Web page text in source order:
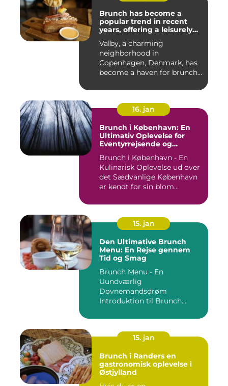
Brunch has become a
popular trend in recent
years, offering a leisurely
the day
Valby, a charming
neighborhood in
Copenhagen, Denmark, has
become a haven for brunch
16. jan
Brunch i København: En
Ultimativ Oplevelse for
Eventyrrejsende og
Brunch i København - En
Kulinarisk Oplevelse ud over
det Sædvanlige København
er kendt for sin blom...
15. jan
Den Ultimative Brunch
Menu: En Rejse gennem
Tid og Smag
Brunch Menu - En
Uundværlig
Dovnemandsdrøm
Introduktion til Brunch
15. jan
Brunch i Randers en
gastronomisk oplevelse i
Østjylland